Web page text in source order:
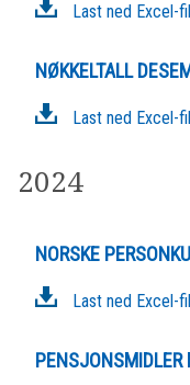
Last ned Excel-fil
NØKKELTALL
Last ned Excel-fil
2024
NORSKE
Last ned Excel-fil